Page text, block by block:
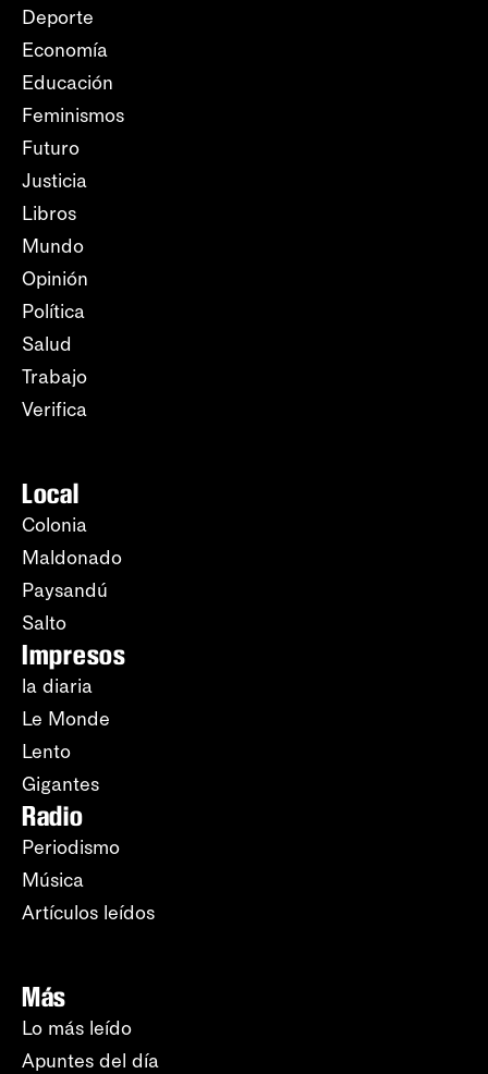
Deporte
Economía
Educación
Feminismos
Futuro
Justicia
Libros
Mundo
Opinión
Política
Salud
Trabajo
Verifica
Local
Colonia
Maldonado
Paysandú
Salto
Impresos
la diaria
Le Monde
Lento
Gigantes
Radio
Periodismo
Música
Artículos leídos
Más
Lo más leído
Apuntes del día